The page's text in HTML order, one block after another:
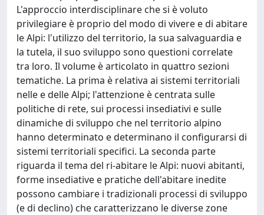
L'approccio interdisciplinare che si è voluto
privilegiare è proprio del modo di vivere e di abitare
le Alpi: l'utilizzo del territorio, la sua salvaguardia e
la tutela, il suo sviluppo sono questioni correlate
tra loro. Il volume è articolato in quattro sezioni
tematiche. La prima è relativa ai sistemi territoriali
nelle e delle Alpi; l'attenzione è centrata sulle
politiche di rete, sui processi insediativi e sulle
dinamiche di sviluppo che nel territorio alpino
hanno determinato e determinano il configurarsi di
sistemi territoriali specifici. La seconda parte
riguarda il tema del ri-abitare le Alpi: nuovi abitanti,
forme insediative e pratiche dell'abitare inedite
possono cambiare i tradizionali processi di sviluppo
(e di declino) che caratterizzano le diverse zone